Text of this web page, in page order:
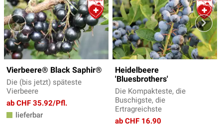
Vierbeere® Black Saphir®
Die (bis jetzt) späteste
Vierbeere
ab CHF 35.92/Pfl.
lieferbar
Heidelbeere
'Bluesbrothers'
Die Kompakteste, die
Buschigste, die
Ertragreichste
ab CHF 16.90